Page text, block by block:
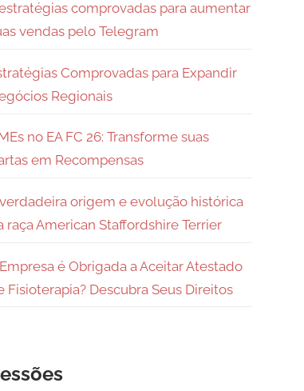
comprovadas para aumentar
vendas pelo Telegram
Comprovadas para Expandir
Regionais
no EA FC 26: Transforme suas
em Recompensas
origem e evolução histórica
raça American Staffordshire Terrier
é Obrigada a Aceitar Atestado
Fisioterapia? Descubra Seus Direitos